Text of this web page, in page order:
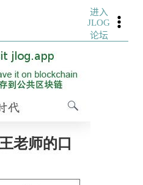
进入
JLOG
论坛